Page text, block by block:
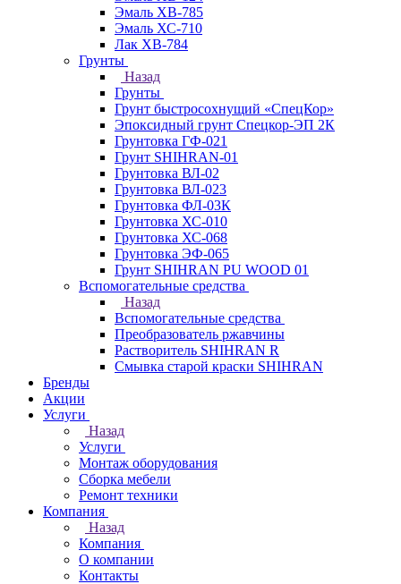
Эмаль ХВ-785
Эмаль ХС-710
Лак ХВ-784
Грунты
Назад
Грунты
Грунт быстросохнущий «СпецКор»
Эпоксидный грунт Спецкор-ЭП 2К
Грунтовка ГФ-021
Грунт SHIHRAN-01
Грунтовка ВЛ-02
Грунтовка ВЛ-023
Грунтовка ФЛ-03К
Грунтовка ХС-010
Грунтовка ХС-068
Грунтовка ЭФ-065
Грунт SHIHRAN PU WOOD 01
Вспомогательные средства
Назад
Вспомогательные средства
Преобразователь ржавчины
Растворитель SHIHRAN R
Смывка старой краски SHIHRAN
Бренды
Акции
Услуги
Назад
Услуги
Монтаж оборудования
Сборка мебели
Ремонт техники
Компания
Назад
Компания
О компании
Контакты